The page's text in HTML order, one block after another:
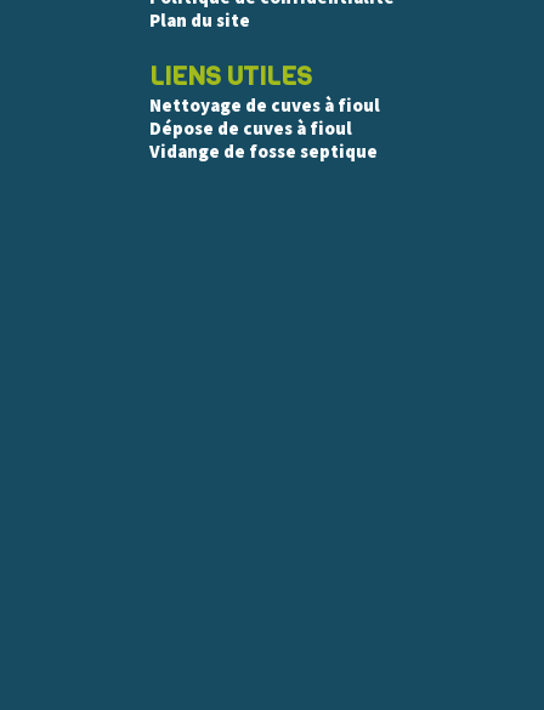
Plan du site
LIENS UTILES
Nettoyage de cuves à fioul
Dépose de cuves à fioul
Vidange de fosse septique